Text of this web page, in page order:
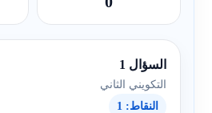
السؤال 1
التكويني الثاني
النقاط: 1